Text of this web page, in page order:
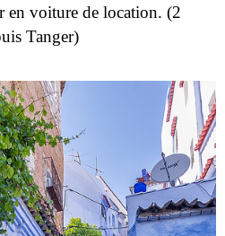
en voiture de location. (2
Tanger)